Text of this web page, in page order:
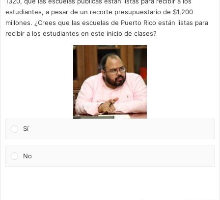
estudiantes, a pesar de un recorte presupuestario de $1,200
millones. ¿Crees que las escuelas de Puerto Rico están listas para
recibir a los estudiantes en este inicio de clases?
Sí
No